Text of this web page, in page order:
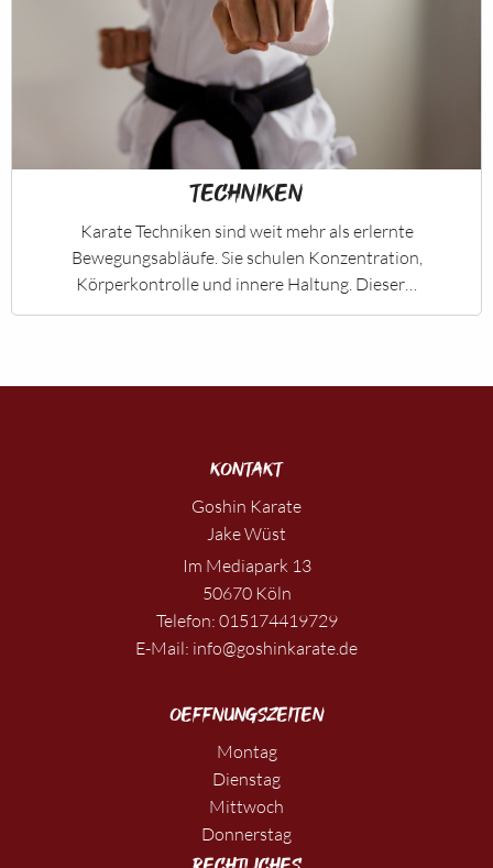
Techniken
Karate Techniken sind weit mehr als erlernte
Bewegungsabläufe. Sie schulen Konzentration,
Körperkontrolle und innere Haltung. Dieser…
Kontakt
Goshin Karate
Jake Wüst
Im Mediapark 13
50670 Köln
Telefon: 015174419729
E-Mail: info@goshinkarate.de
Oeffnungszeiten
Montag
Dienstag
Mittwoch
Donnerstag